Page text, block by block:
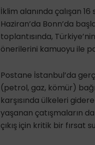
İklim alanında çalışan
Haziran’da Bonn’da
toplantısında,
önerilerini kamuoyu ile
Postane İstanbul’da
(petrol, gaz, kömür)
karşısında ülkeleri
yaşanan çatışmaların da
çıkış için kritik bir fırsat